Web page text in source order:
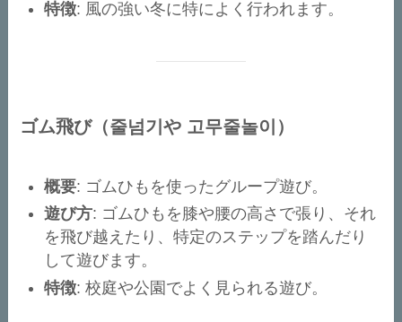
特徴: 風の強い冬に特によく行われます。
ゴム飛び（줄넘기や 고무줄놀이）
概要: ゴムひもを使ったグループ遊び。
遊び方: ゴムひもを膝や腰の高さで張り、それ
を飛び越えたり、特定のステップを踏んだり
して遊びます。
特徴: 校庭や公園でよく見られる遊び。